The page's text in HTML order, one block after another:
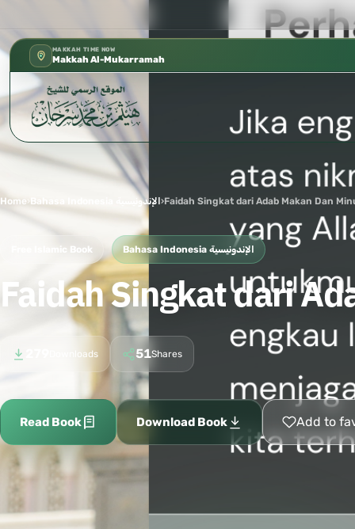
MAKKAH TIME NOW
Makkah Al-Mukarramah
Home › Bahasa Indonesia الإندونيسية ›Faidah Singkat dari Adab Makan Dan
Free Islamic Book Bahasa Indonesia الإندونيسية
Faidah Singkat dari
Downloads 51Shares
Read Book Download Book Add to